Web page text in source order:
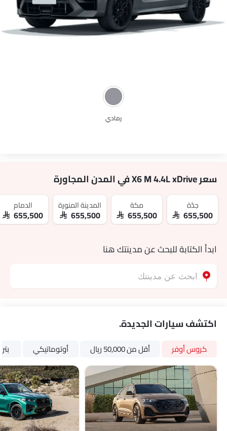
نظام الملاحة
حاملات الأكواب-الخلفية
مصابيح أمامية أوتوماتيكية
رمادي
سعر X6 M 4.4L xDrive في المدن المجاورة
جدّة
SAR 655,500
مكة
SAR 655,500
المدينة المنورة
SAR 655,500
الدمام
SAR 655,500
ابدأ الكتابة للبحث عن مدينتك هنا
اكتشف سيارات الجديدة.
كروس أوفر أقل من 50,000 ريال أوتوماتيكي